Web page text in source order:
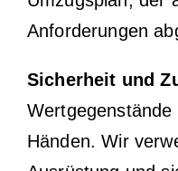
Anforderungen
Sicherheit und
Händen. Wir